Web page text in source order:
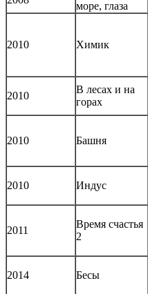
море, глаза
2010 Химик
2010
В лесах и на
горах
2010 Башня
2010 Индус
2011
Время счастья
2
2014 Бесы